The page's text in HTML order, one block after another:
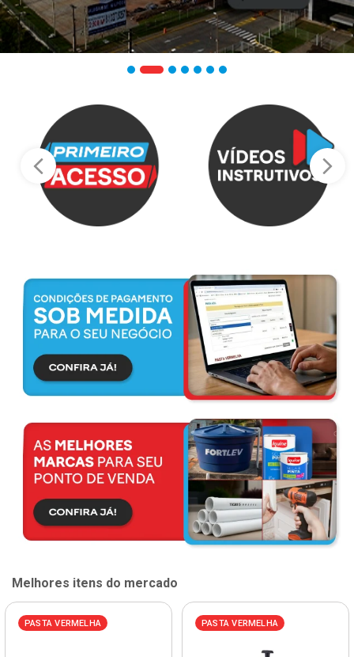
Melhores itens do mercado
PASTA VERMELHA PASTA VERMELHA